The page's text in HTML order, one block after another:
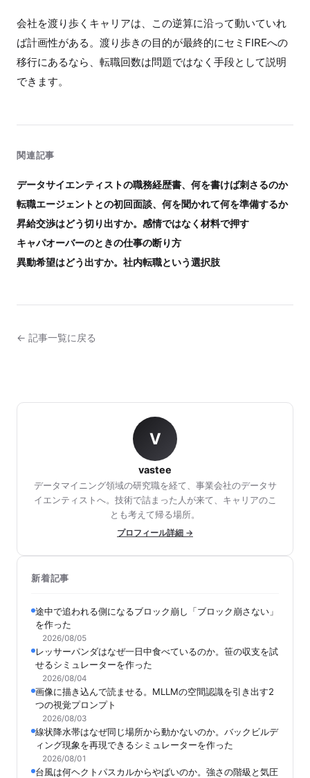
会社を渡り歩くキャリアは、この逆算に沿って動いていれ
ば計画性がある。渡り歩きの目的が最終的にセミFIREへの
移行にあるなら、転職回数は問題ではなく手段として説明
できます。
関連記事
データサイエンティストの職務経歴書、何を書けば刺さるのか
転職エージェントとの初回面談、何を聞かれて何を準備するか
昇給交渉はどう切り出すか。感情ではなく材料で押す
キャパオーバーのときの仕事の断り方
異動希望はどう出すか。社内転職という選択肢
← 記事一覧に戻る
V
vastee
データマイニング領域の研究職を経て、事業会社のデータサ
イエンティストへ。技術で詰まった人が来て、キャリアのこ
とも考えて帰る場所。
プロフィール詳細 →
新着記事
途中で追われる側になるブロック崩し「ブロック崩さない」
を作った
2026/08/05
レッサーパンダはなぜ一日中食べているのか。笹の収支を試
せるシミュレーターを作った
2026/08/04
画像に描き込んで読ませる。MLLMの空間認識を引き出す2
つの視覚プロンプト
2026/08/03
線状降水帯はなぜ同じ場所から動かないのか。バックビルデ
ィング現象を再現できるシミュレーターを作った
2026/08/01
台風は何ヘクトパスカルからやばいのか。強さの階級と気圧